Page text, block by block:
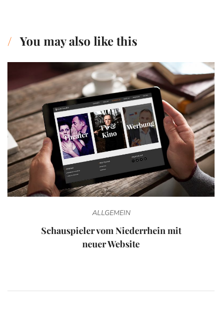
You may also like this
ALLGEMEIN
Schauspieler vom Niederrhein mit
neuer Website